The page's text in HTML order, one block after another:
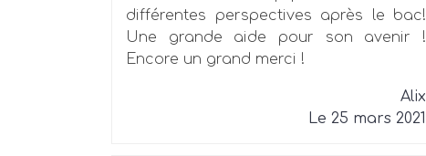
différentes perspectives après le bac!
Une grande aide pour son avenir !
Encore un grand merci !
Alix
Le 25 mars 2021